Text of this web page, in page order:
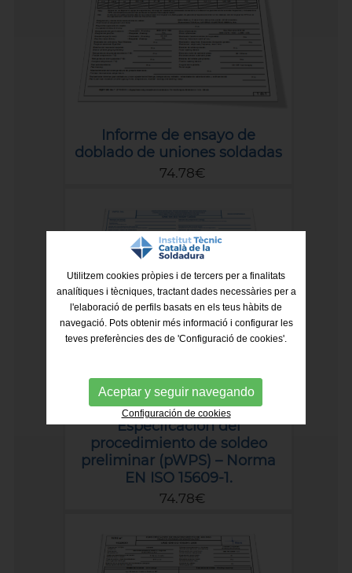
Informe de ensayo de
doblado de uniones soldadas
74.78€
Especifcación del
procedimiento de soldeo
preliminar (pWPS) – Norma
EN ISO 15609-1.
74.78€
Utilitzem cookies pròpies i de tercers per a finalitats
analítiques i tècniques, tractant dades necessàries per a
l'elaboració de perfils basats en els teus hàbits de
navegació. Pots obtenir més informació i configurar les
teves preferències des de 'Configuració de cookies'.
Aceptar y seguir navegando
Configuración de cookies